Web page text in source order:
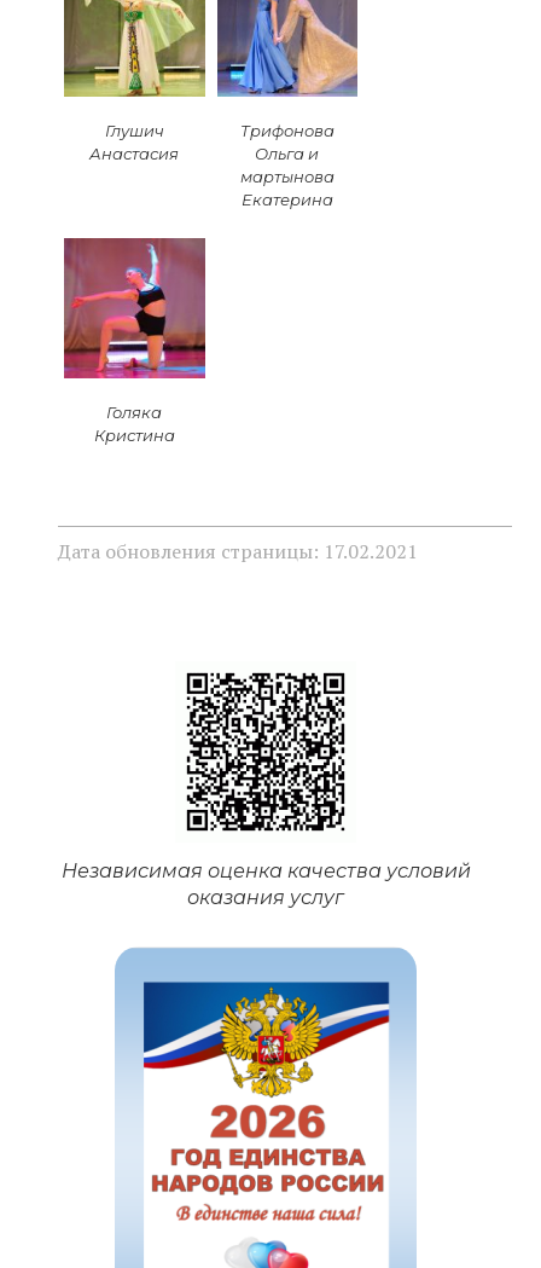
Глушич
Анастасия
Трифонова
Ольга и
мартынова
Екатерина
Голяка
Кристина
Дата обновления страницы: 17.02.2021
Независимая оценка качества условий
оказания услуг